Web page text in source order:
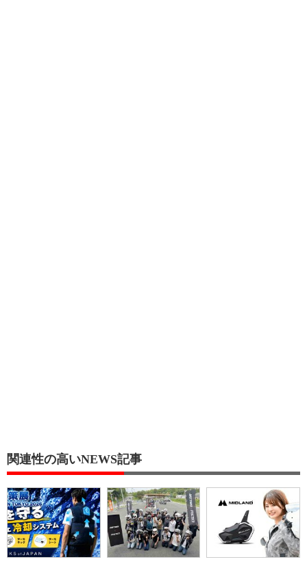
関連性の高いNEWS記事